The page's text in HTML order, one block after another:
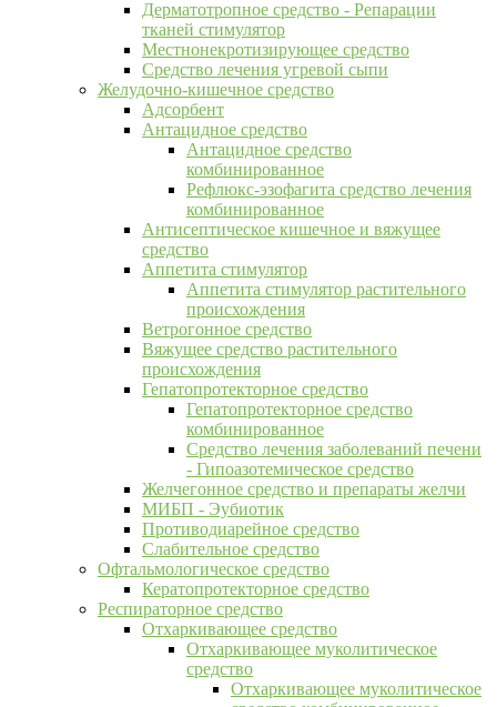
Дерматотропное средство - Репарации
тканей стимулятор
Местнонекротизирующее средство
Средство лечения угревой сыпи
Желудочно-кишечное средство
Адсорбент
Антацидное средство
Антацидное средство
комбинированное
Рефлюкс-эзофагита средство лечения
комбинированное
Антисептическое кишечное и вяжущее
средство
Аппетита стимулятор
Аппетита стимулятор растительного
происхождения
Ветрогонное средство
Вяжущее средство растительного
происхождения
Гепатопротекторное средство
Гепатопротекторное средство
комбинированное
Средство лечения заболеваний печени
- Гипоазотемическое средство
Желчегонное средство и препараты желчи
МИБП - Эубиотик
Противодиарейное средство
Слабительное средство
Офтальмологическое средство
Кератопротекторное средство
Респираторное средство
Отхаркивающее средство
Отхаркивающее муколитическое
средство
Отхаркивающее муколитическое